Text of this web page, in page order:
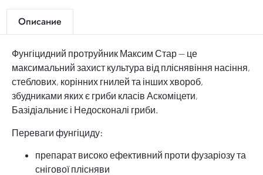
Описание
Фунгіцидний протруйник Максим Стар — це
максимальний захист культура від пліснявіння насіння,
стеблових, корінних гнилей та інших хвороб,
збудниками яких є гриби класів Аскоміцети,
Базідіальниє і Недосконалі гриби.
Переваги фунгіциду:
препарат високо ефективний проти фузаріозу та
снігової плісняви